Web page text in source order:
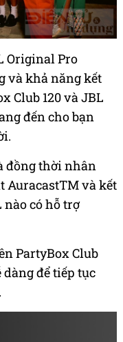
Original Pro
và khả năng kết
Club 120 và JBL
đến cho bạn
đồng thời nhân
AuracastTM và kết
có hỗ trợ
PartyBox Club
dàng để tiếp tục